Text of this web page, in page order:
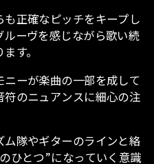
正確なピッチをキープし
ーヴを感じながら歌い続
す。
ーが楽曲の一部を成して
のニュアンスに細心の注
隊やギターのラインと絡
ひとつ”になっていく意識